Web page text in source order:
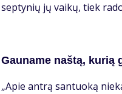
sep­ty­nių jų vai­kų, tiek
Gau­na­me naš­tą, ku­rią
„Apie an­trą san­tuo­ką